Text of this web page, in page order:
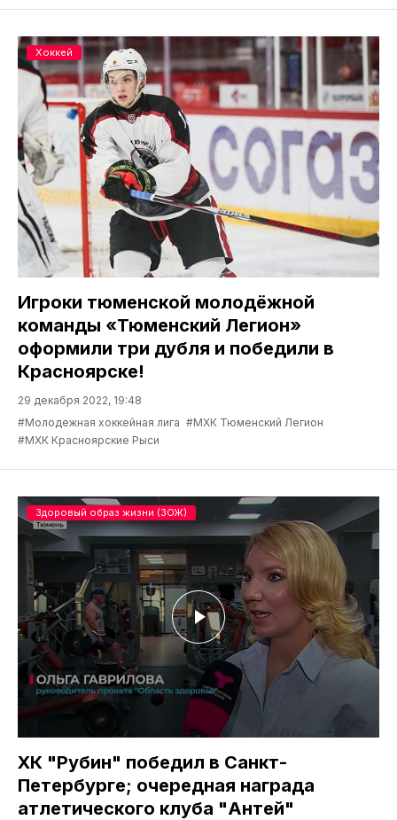
Игроки тюменской молодёжной
команды «Тюменский Легион»
оформили три дубля и победили в
Красноярске!
29 декабря 2022, 19:48
#Молодежная хоккейная лига #МХК Тюменский Легион
#МХК Красноярские Рыси
Хоккей
ХК "Рубин" победил в Санкт-
Петербурге; очередная награда
атлетического клуба "Антей"
Здоровый образ жизни (ЗОЖ)